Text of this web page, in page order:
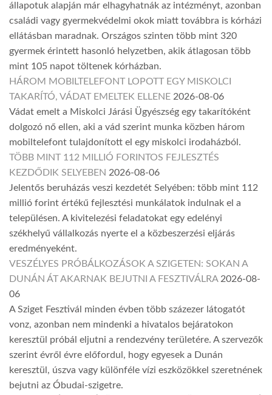
állapotuk alapján már elhagyhatnák az intézményt, azonban
családi vagy gyermekvédelmi okok miatt továbbra is kórházi
ellátásban maradnak. Országos szinten több mint 320
gyermek érintett hasonló helyzetben, akik átlagosan több
mint 105 napot töltenek kórházban.
HÁROM MOBILTELEFONT LOPOTT EGY MISKOLCI
TAKARÍTÓ, VÁDAT EMELTEK ELLENE 2026-08-06
Vádat emelt a Miskolci Járási Ügyészség egy takarítóként
dolgozó nő ellen, aki a vád szerint munka közben három
mobiltelefont tulajdonított el egy miskolci irodaházból.
TÖBB MINT 112 MILLIÓ FORINTOS FEJLESZTÉS
KEZDŐDIK SELYEBEN 2026-08-06
Jelentős beruházás veszi kezdetét Selyében: több mint 112
millió forint értékű fejlesztési munkálatok indulnak el a
településen. A kivitelezési feladatokat egy edelényi
székhelyű vállalkozás nyerte el a közbeszerzési eljárás
eredményeként.
VESZÉLYES PRÓBÁLKOZÁSOK A SZIGETEN: SOKAN A
DUNÁN ÁT AKARNAK BEJUTNI A FESZTIVÁLRA 2026-08-
06
A Sziget Fesztivál minden évben több százezer látogatót
vonz, azonban nem mindenki a hivatalos bejáratokon
keresztül próbál eljutni a rendezvény területére. A szervezők
szerint évről évre előfordul, hogy egyesek a Dunán
keresztül, úszva vagy különféle vízi eszközökkel szeretnének
bejutni az Óbudai-szigetre.